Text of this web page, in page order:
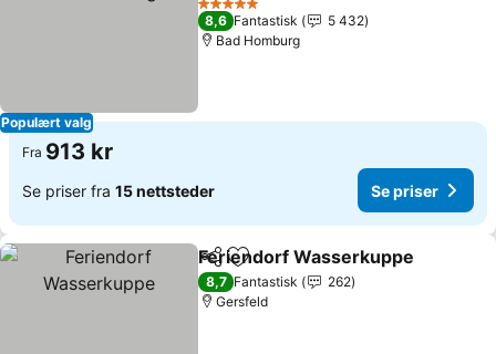
Populært valg
5 Stjerner
8,6 Fantastisk
5 432
Bad Homburg
Fra 913 kr
Se priser fra 15 nettsteder Se priser
Del Legg til i favoritter
Feriendorf Wasserkuppe
8,7 Fantastisk
262
Gersfeld